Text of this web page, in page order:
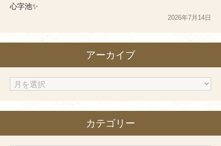
心字池✨
2026年7月14日
アーカイブ
ア
カ
ブ
カテゴリー